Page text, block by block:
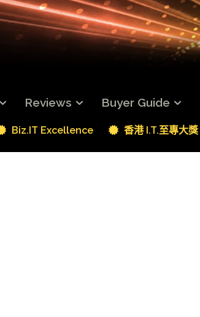
Reviews Buyer Guide
Biz.IT Excellence 香港 I.T.至專大獎